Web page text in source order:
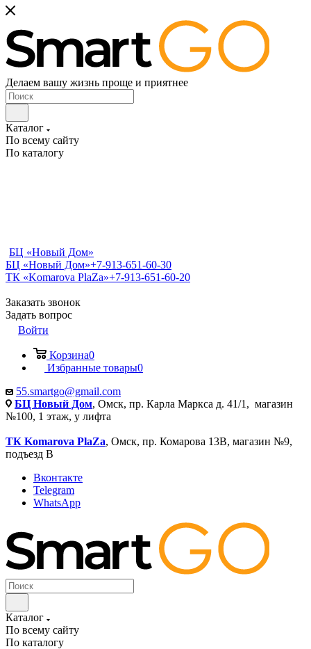
Делаем вашу жизнь проще и приятнее
Каталог
По всему сайту
По каталогу
БЦ «Новый Дом»
БЦ «Новый Дом»+7-913-651-60-30
ТК «Komarova PlaZa»+7-913-651-60-20
Заказать звонок
Задать вопрос
Войти
Корзина0
Избранные товары0
55.smartgo@gmail.com
БЦ Новый Дом, Омск, пр. Карла Маркса д. 41/1, магазин
№100, 1 этаж, у лифта
ТК Komarova PlaZa, Омск, пр. Комарова 13В, магазин №9,
подъезд В
Вконтакте
Telegram
WhatsApp
Каталог
По всему сайту
По каталогу